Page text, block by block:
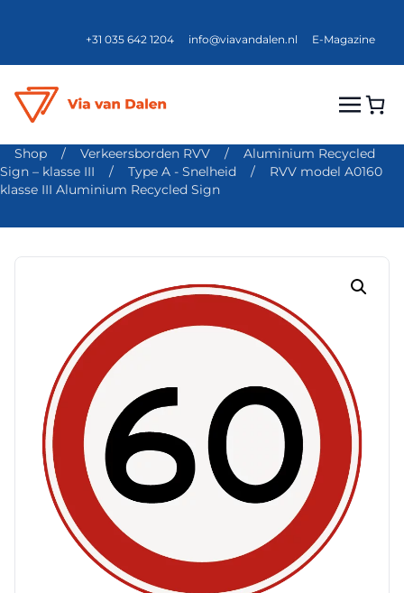
+31 035 642 1204 info@viavandalen.nl E-Magazine
Shop / Verkeersborden RVV /
Aluminium Recycled
Sign – klasse III
/ Type A - Snelheid /
RVV model A0160
klasse III Aluminium Recycled Sign